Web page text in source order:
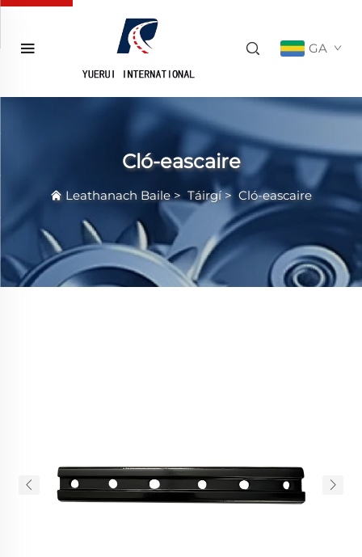
GA
Cló-eascaire
Leathanach Baile> Táirgí> Cló-eascaire